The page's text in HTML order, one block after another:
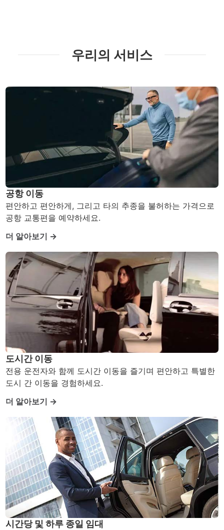
우리의 서비스
공항 이동
편안하고 편안하게, 그리고 타의 추종을 불허하는 가격으로
공항 교통편을 예약하세요.
더 알아보기 →
도시간 이동
전용 운전자와 함께 도시간 이동을 즐기며 편안하고 특별한
도시 간 이동을 경험하세요.
더 알아보기 →
시간당 및 하루 종일 임대